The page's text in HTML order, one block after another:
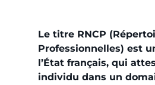
Le titre RNCP
Professionnelles) est
l’État français, qui
individu dans un